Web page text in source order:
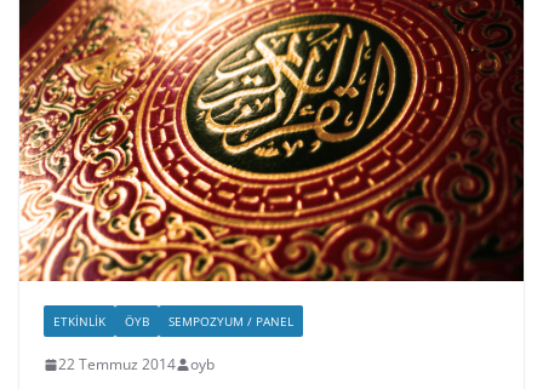
ETKINLIK ÖYB SEMPOZYUM / PANEL
22 Temmuz 2014 oyb